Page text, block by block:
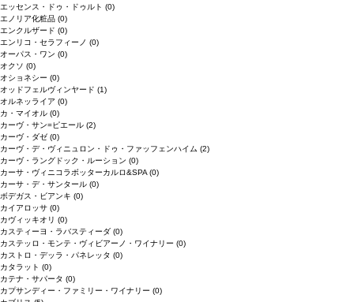
エッセンス・ドゥ・ドゥルト (0)
エノリア化粧品 (0)
エンクルザード (0)
エンリコ・セラフィーノ (0)
オーパス・ワン (0)
オクソ (0)
オショネシー (0)
オッドフェルヴィンヤード (1)
オルネッライア (0)
カ・マイオル (0)
カーヴ・サン=ピエール (2)
カーヴ・ダゼ (0)
カーヴ・デ・ヴィニュロン・ドゥ・ファッフェンハイム (2)
カーヴ・ラングドック・ルーション (0)
カーサ・ヴィニコラボッターカルロ&SPA (0)
カーサ・デ・サンタール (0)
ボデガス・ビアンキ (0)
カイアロッサ (0)
カヴィッキオリ (0)
カスティーヨ・ラバスティーダ (0)
カステッロ・モンテ・ヴィビアーノ・ワイナリー (0)
カストロ・デッラ・パネレッタ (0)
カタラット (0)
カテナ・サパータ (0)
カプサンディー・ファミリー・ワイナリー (0)